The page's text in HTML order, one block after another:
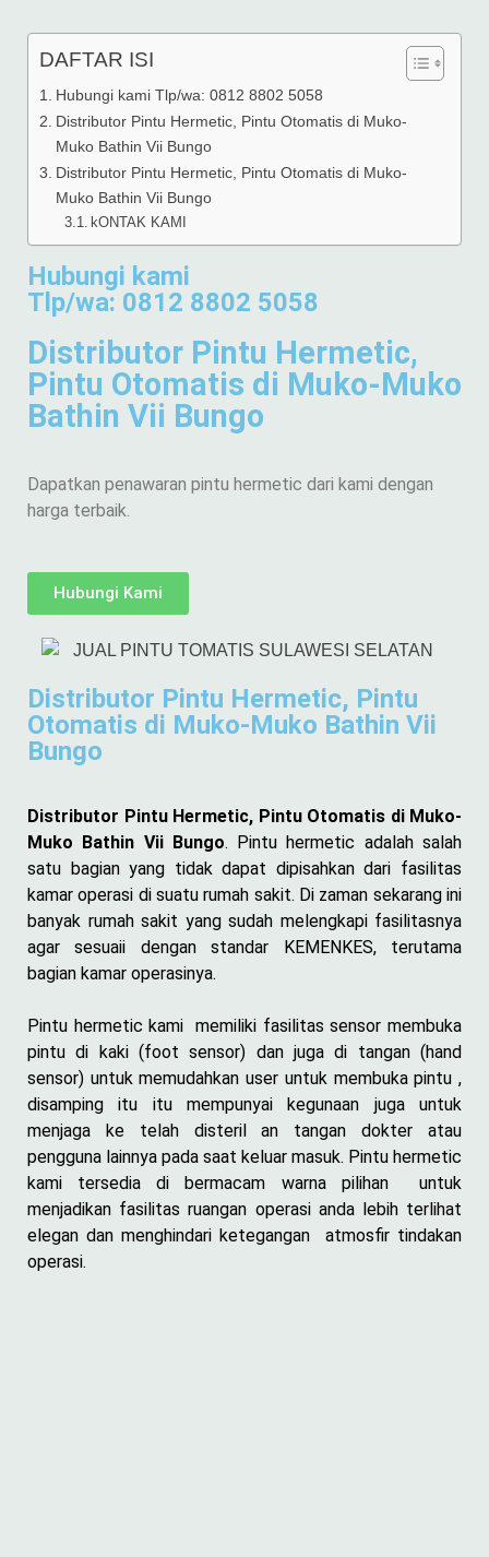
DAFTAR ISI
Hubungi kami Tlp/wa: 0812 8802 5058
Distributor Pintu Hermetic, Pintu Otomatis di Muko-
Muko Bathin Vii Bungo
Distributor Pintu Hermetic, Pintu Otomatis di Muko-
Muko Bathin Vii Bungo
kONTAK KAMI
Hubungi kami
Tlp/wa: 0812 8802 5058
Distributor Pintu Hermetic,
Pintu Otomatis di Muko-Muko
Bathin Vii Bungo
Dapatkan penawaran pintu hermetic dari kami dengan
harga terbaik.
Hubungi Kami
Distributor Pintu Hermetic, Pintu
Otomatis di Muko-Muko Bathin Vii
Bungo
Distributor Pintu Hermetic, Pintu Otomatis di Muko-
Muko Bathin Vii Bungo. Pintu hermetic adalah salah
satu bagian yang tidak dapat dipisahkan dari fasilitas
kamar operasi di suatu rumah sakit. Di zaman sekarang ini
banyak rumah sakit yang sudah melengkapi fasilitasnya
agar sesuaii dengan standar KEMENKES, terutama
bagian kamar operasinya.
Pintu hermetic kami memiliki fasilitas sensor membuka
pintu di kaki (foot sensor) dan juga di tangan (hand
sensor) untuk memudahkan user untuk membuka pintu ,
disamping itu itu mempunyai kegunaan juga untuk
menjaga ke telah disteril an tangan dokter atau
pengguna lainnya pada saat keluar masuk. Pintu hermetic
kami tersedia di bermacam warna pilihan untuk
menjadikan fasilitas ruangan operasi anda lebih terlihat
elegan dan menghindari ketegangan atmosfir tindakan
operasi.